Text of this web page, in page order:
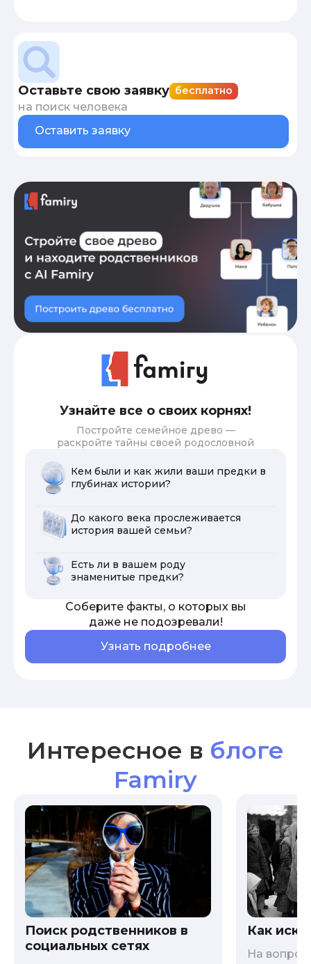
Оставьте свою заявку бесплатно
на поиск человека
Оставить заявку
Узнайте все о своих корнях!
Постройте семейное древо —
раскройте тайны своей родословной
Кем были и как жили ваши предки в
глубинах истории?
До какого века прослеживается
история вашей семьи?
Есть ли в вашем роду
знаменитые предки?
Соберите факты, о которых вы
даже не подозревали!
Узнать подробнее
Интересное в блоге
Famiry
Поиск родственников в
социальных сетях
Как
На вопрос